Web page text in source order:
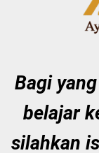
Bagi
belajar
silahkan